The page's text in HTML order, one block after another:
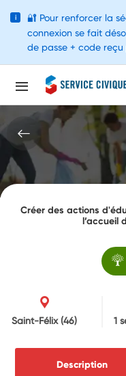
Créer des actions
l’accueil
Saint-Félix(46) 1
Description
i 🔐 Pour renforcer la
connexion se fait
de passe + code